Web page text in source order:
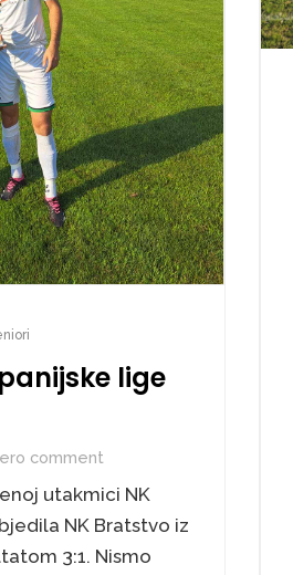
lige
comment
utakmici NK
NK Bratstvo iz
3:1. Nismo